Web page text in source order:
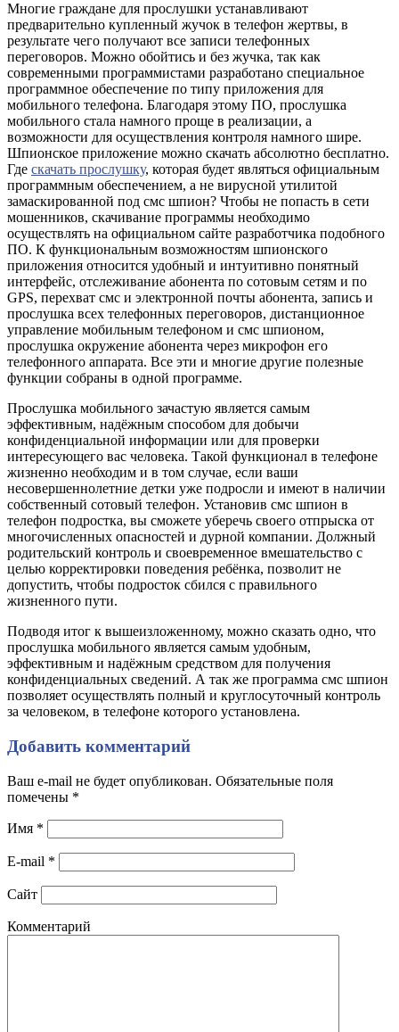
Многие граждане для прослушки устанавливают
предварительно купленный жучок в телефон жертвы, в
результате чего получают все записи телефонных
переговоров. Можно обойтись и без жучка, так как
современными программистами разработано специальное
программное обеспечение по типу приложения для
мобильного телефона. Благодаря этому ПО, прослушка
мобильного стала намного проще в реализации, а
возможности для осуществления контроля намного шире.
Шпионское приложение можно скачать абсолютно бесплатно.
Где скачать прослушку, которая будет являться официальным
программным обеспечением, а не вирусной утилитой
замаскированной под смс шпион? Чтобы не попасть в сети
мошенников, скачивание программы необходимо
осуществлять на официальном сайте разработчика подобного
ПО. К функциональным возможностям шпионского
приложения относится удобный и интуитивно понятный
интерфейс, отслеживание абонента по сотовым сетям и по
GPS, перехват смс и электронной почты абонента, запись и
прослушка всех телефонных переговоров, дистанционное
управление мобильным телефоном и смс шпионом,
прослушка окружение абонента через микрофон его
телефонного аппарата. Все эти и многие другие полезные
функции собраны в одной программе.
Прослушка мобильного зачастую является самым
эффективным, надёжным способом для добычи
конфиденциальной информации или для проверки
интересующего вас человека. Такой функционал в телефоне
жизненно необходим и в том случае, если ваши
несовершеннолетние детки уже подросли и имеют в наличии
собственный сотовый телефон. Установив смс шпион в
телефон подростка, вы сможете уберечь своего отпрыска от
многочисленных опасностей и дурной компании. Должный
родительский контроль и своевременное вмешательство с
целью корректировки поведения ребёнка, позволит не
допустить, чтобы подросток сбился с правильного
жизненного пути.
Подводя итог к вышеизложенному, можно сказать одно, что
прослушка мобильного является самым удобным,
эффективным и надёжным средством для получения
конфиденциальных сведений. А так же программа смс шпион
позволяет осуществлять полный и круглосуточный контроль
за человеком, в телефоне которого установлена.
Добавить комментарий
Ваш e-mail не будет опубликован. Обязательные поля
помечены *
Имя *
E-mail *
Сайт
Комментарий